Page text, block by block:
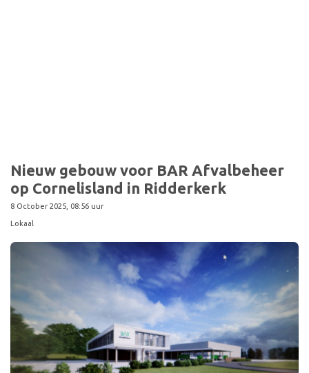
Nieuw gebouw voor BAR Afvalbeheer
op Cornelisland in Ridderkerk
8 October 2025, 08:56 uur
Lokaal